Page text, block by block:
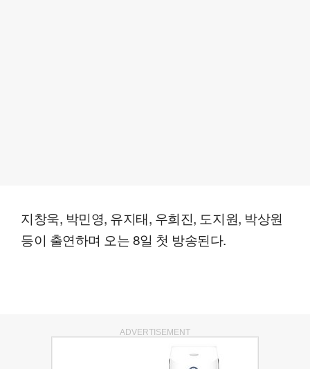
지창욱, 박민영, 유지태, 우희진, 도지원, 박상원
등이 출연하며 오는 8일 첫 방송된다.
ADVERTISEMENT